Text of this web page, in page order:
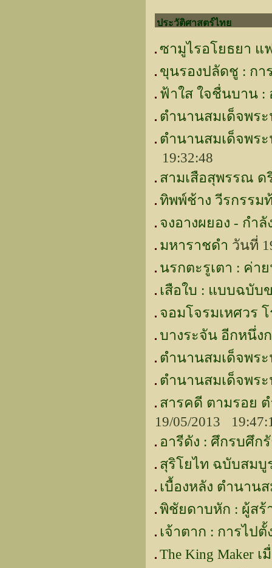
ประวัติศาสตร์ไทย
ซามูไรอโยธยา
ขุนรองปลัดชู : ก
ฟ้าใส ใจชื่นบาน
ตำนานสมเด็จพร
ตำนานสมเด็จพร
19:32:48
สามเสือสุพรรณ ด
ทิพพ์ช้าง วีรกรรม
จงอางผยอง - กำ
มหาราชดำ วันที่
นรกตะรูเตา : ค่า
เสือใบ : แบบฉบับ
จอมโจรมเหศวร
บางระจัน อีกหนึ่ง
ตำนานสมเด็จพร
ตำนานสมเด็จพร
สารคดี ตามรอย
19/05/2013
อารีดัง : ศึกรบศึก
สุริโยไท ฉบับสม
เบื้องหลัง ตำนาน
พิชัยดาบหัก : ผู้สร้
เจ้าตาก : การไป
The King Maker